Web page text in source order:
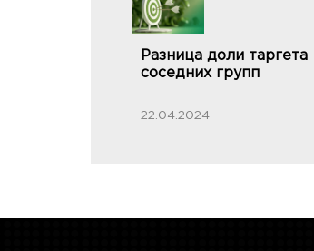
Разница доли таргета
соседних групп
22.04.2024